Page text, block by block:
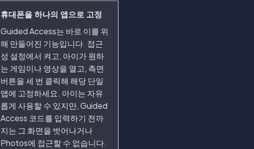
휴대폰을 하나의 앱으로 고정
Guided Access는 바로 이를 위
해 만들어진 기능입니다. 접근
성 설정에서 켜고, 아이가 원하
는 게임이나 영상을 열고, 측면
버튼을 세 번 클릭해 해당 단일
앱에 고정하세요. 아이는 자유
롭게 사용할 수 있지만, Guided
Access 코드를 입력하기 전까
지는 그 화면을 벗어나거나
Photos에 접근할 수 없습니다.